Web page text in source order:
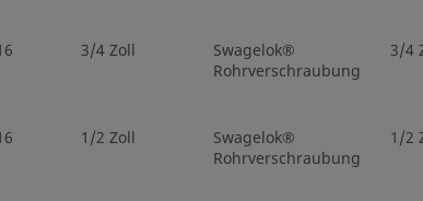
1/4 Zoll
Swagelok®
Rohrverschraubung
6 mm
Swagelok®
Rohrverschraubung
3/4 Zoll
Swagelok®
Rohrverschraubung
3/4
1/2 Zoll
Swagelok®
Rohrverschraubung
1/2